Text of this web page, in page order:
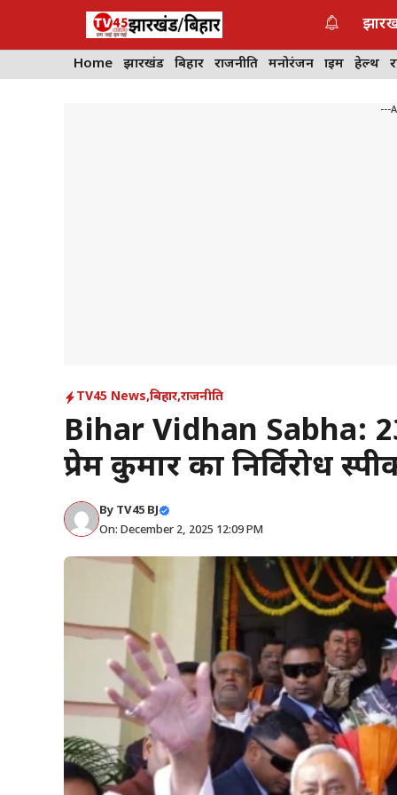
content
Home झारखंड बिहार राजनीति मनोरंजन क्राइम हेल्थ
---
TV45 News,बिहार,राजनीति
Bihar Vidhan Sabha:
प्रेम कुमार का निर्विरोध
By TV45 BJ
On: December 2, 2025 12:09 PM